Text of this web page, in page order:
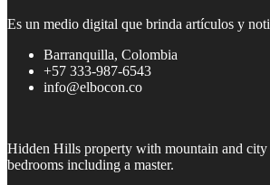
Es un medio digital que brinda artículos y
Barranquilla, Colombia
+57 333-987-6543
info@elbocon.co
Hidden Hills property with mountain and city
bedrooms including a master.